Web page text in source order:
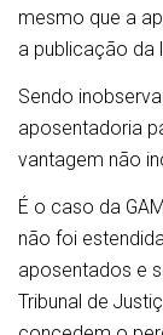
mesmo que a
a publicação da
Sendo
aposentadoria
vantagem não
É o caso da
não foi
aposentados e
Tribunal de